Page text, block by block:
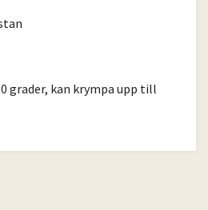
grader, kan krympa upp till